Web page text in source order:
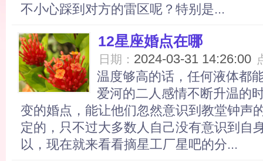
不小心踩到对方的雷区呢？特别是...
12星座婚点在哪
日期： 2024-03-31 14:26:00
温度够高的话，任何液体都
爱河的二人感情不断升温的
变的婚点，能让他们忽然意识到教堂钟声
定的，只不过大多数人自己没有意识到自
以，现在就来看看摘星工厂星吧的分...